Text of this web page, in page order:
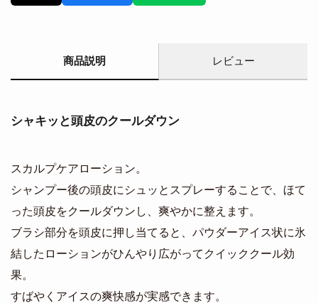
商品説明 レビュー
シャキッと頭皮のクールダウン
スカルプケアローション。
シャンプー後の頭皮にシュッとスプレーすることで、ほて
った頭皮をクールダウンし、爽やかに整えます。
ブラシ部分を頭皮に押し当てると、パウダーアイス状に氷
結したローションがひんやり広がってクイッククール効
果。
すばやくアイスの爽快感が実感できます。